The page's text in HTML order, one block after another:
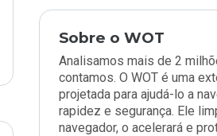
Sobre o WOT
Analisamos mais de 2
contamos. O WOT é uma
projetada para ajudá-lo a
rapidez e segurança. Ele
navegador, o acelerará e